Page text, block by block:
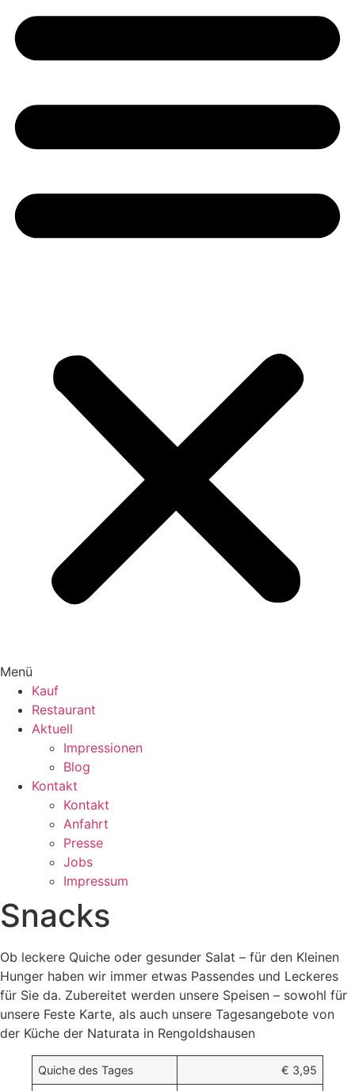
Menü
Kauf
Restaurant
Aktuell
Impressionen
Blog
Kontakt
Kontakt
Anfahrt
Presse
Jobs
Impressum
Snacks
Ob leckere Quiche oder gesunder Salat – für den Kleinen
Hunger haben wir immer etwas Passendes und Leckeres
für Sie da. Zubereitet werden unsere Speisen – sowohl für
unsere Feste Karte, als auch unsere Tagesangebote von
der Küche der Naturata in Rengoldshausen
Quiche des Tages € 3,95